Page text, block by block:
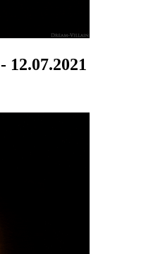
- 12.07.2021